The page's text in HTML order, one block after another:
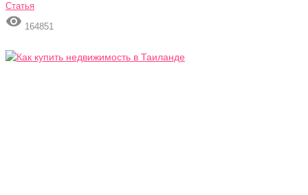
Статья
 164851